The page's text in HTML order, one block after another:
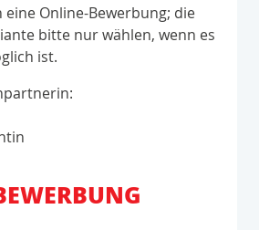
Online-Bewerbung; die
bitte nur wählen, wenn es
ist.